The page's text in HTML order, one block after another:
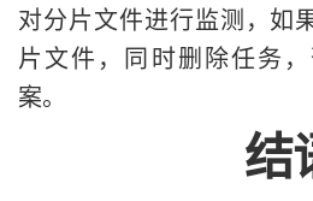
class
def get(self ):
global
        job_id
=
job_id:
对分片文件进行监测，如
片文件，同时删除任务
案。
结